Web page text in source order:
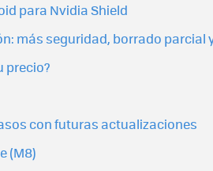
para Nvidia Shield
más seguridad, borrado parcial
precio?
con futuras actualizaciones
(M8)